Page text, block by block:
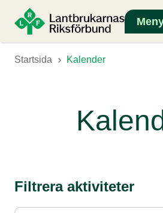
Startsida Kalender
Filtrera aktiviteter